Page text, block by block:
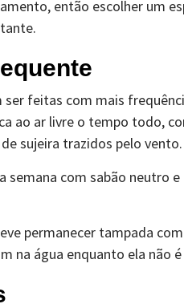
então escolher um
feitas com mais
ao ar livre o tempo todo,
sujeira trazidos pelo vento.
semana com sabão neutro
permanecer tampada
na água enquanto ela não é